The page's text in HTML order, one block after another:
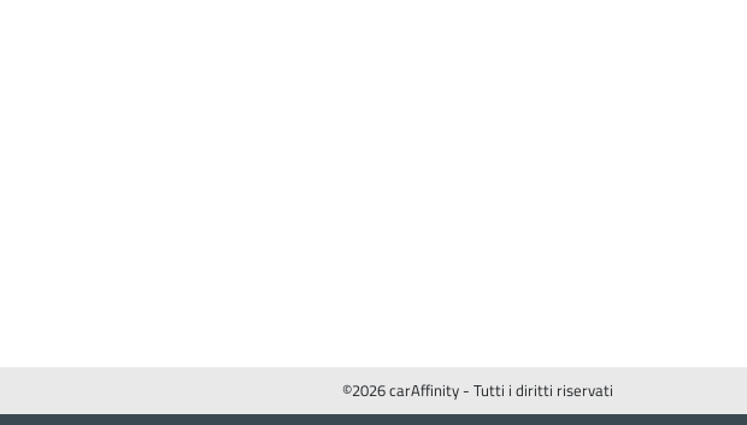
©2026 carAffinity - Tutti i diritti riservati